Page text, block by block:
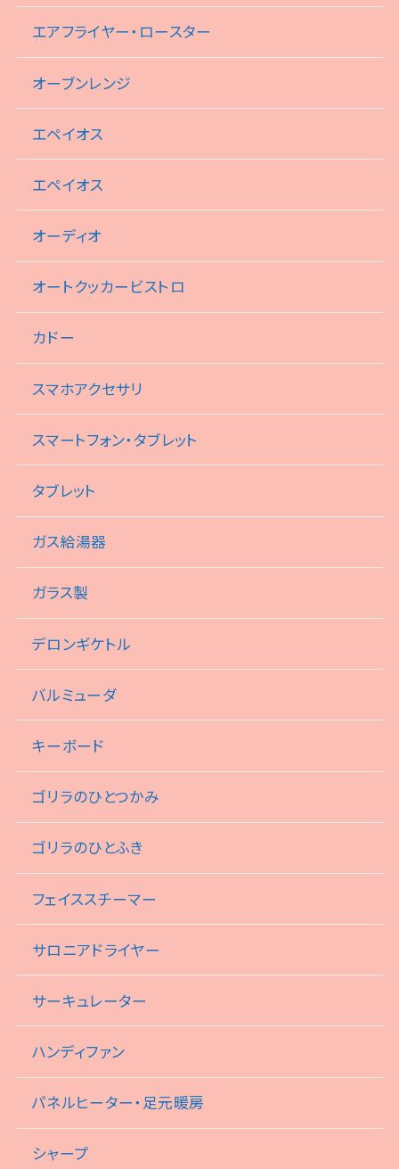
エアフライヤー・ロースター
オーブンレンジ
エペイオス
エペイオス
オーディオ
オートクッカービストロ
カドー
スマホアクセサリ
スマートフォン・タブレット
タブレット
ガス給湯器
ガラス製
デロンギケトル
バルミューダ
キーボード
ゴリラのひとつかみ
ゴリラのひとふき
フェイススチーマー
サロニアドライヤー
サーキュレーター
ハンディファン
パネルヒーター・足元暖房
シャープ